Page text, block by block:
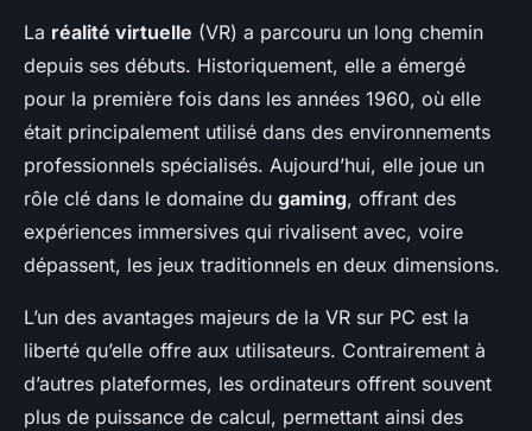
La réalité virtuelle (VR) a parcouru un long chemin
depuis ses débuts. Historiquement, elle a émergé
pour la première fois dans les années 1960, où elle
était principalement utilisé dans des environnements
professionnels spécialisés. Aujourd’hui, elle joue un
rôle clé dans le domaine du gaming, offrant des
expériences immersives qui rivalisent avec, voire
dépassent, les jeux traditionnels en deux dimensions.
L’un des avantages majeurs de la VR sur PC est la
liberté qu’elle offre aux utilisateurs. Contrairement à
d’autres plateformes, les ordinateurs offrent souvent
plus de puissance de calcul, permettant ainsi des